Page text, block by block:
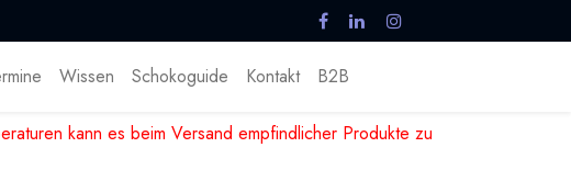
Wissen Schokoguide Kontakt B2B
kann es beim Versand empfindlicher Produkte zu